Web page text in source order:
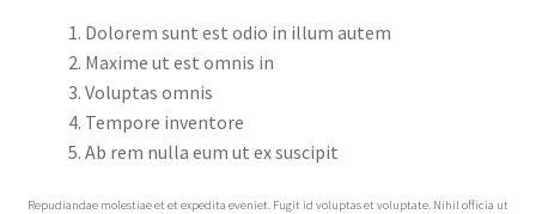
Dolorem sunt est odio in illum autem
Maxime ut est omnis in
Voluptas omnis
Tempore inventore
Ab rem nulla eum ut ex suscipit
Repudiandae molestiae et et expedita eveniet. Fugit id voluptas et voluptate. Nihil officia ut